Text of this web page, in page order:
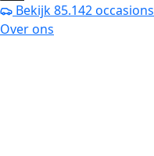
Bekijk85.142occasions
Over ons